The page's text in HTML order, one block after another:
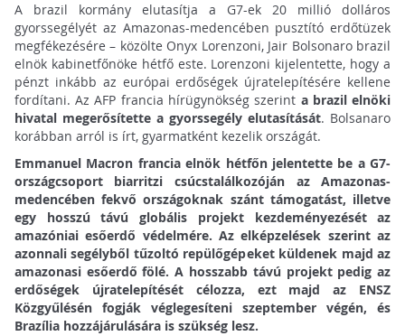
A brazil kormány elutasítja a G7-ek 20 millió dolláros
gyorssegélyét az Amazonas-medencében pusztító erdőtüzek
megfékezésére – közölte Onyx Lorenzoni, Jair Bolsonaro brazil
elnök kabinetfőnöke hétfő este. Lorenzoni kijelentette, hogy a
pénzt inkább az európai erdőségek újratelepítésére kellene
fordítani. Az AFP francia hírügynökség szerint a brazil elnöki
hivatal megerősítette a gyorssegély elutasítását. Bolsanaro
korábban arról is írt, gyarmatként kezelik országát.
Emmanuel Macron francia elnök hétfőn jelentette be a G7-
országcsoport biarritzi csúcstalálkozóján az Amazonas-
medencében fekvő országoknak szánt támogatást, illetve
egy hosszú távú globális projekt kezdeményezését az
amazóniai esőerdő védelmére. Az elképzelések szerint az
azonnali segélyből tűzoltó repülőgépeket küldenek majd az
amazonasi esőerdő fölé. A hosszabb távú projekt pedig az
erdőségek újratelepítését célozza, ezt majd az ENSZ
Közgyűlésén fogják véglegesíteni szeptember végén, és
Brazília hozzájárulására is szükség lesz.